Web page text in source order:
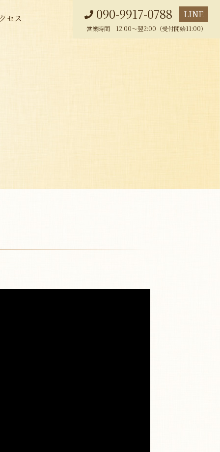
090-9917-0788 LINE
営業時間 12:00～翌2:00（受付開始11:00）
セス